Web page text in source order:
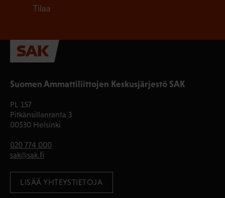
Suomen Ammattiliittojen Keskusjärjestö SAK
PL 157
Pitkänsillanranta 3
00530 Helsinki
020 774 000
sak@sak.fi
LISÄÄ YHTEYSTIETOJA
Tilaa